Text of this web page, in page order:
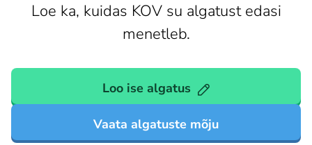
Loe ka, kuidas KOV su algatust edasi
menetleb.
Loo ise algatus
Vaata algatuste mõju